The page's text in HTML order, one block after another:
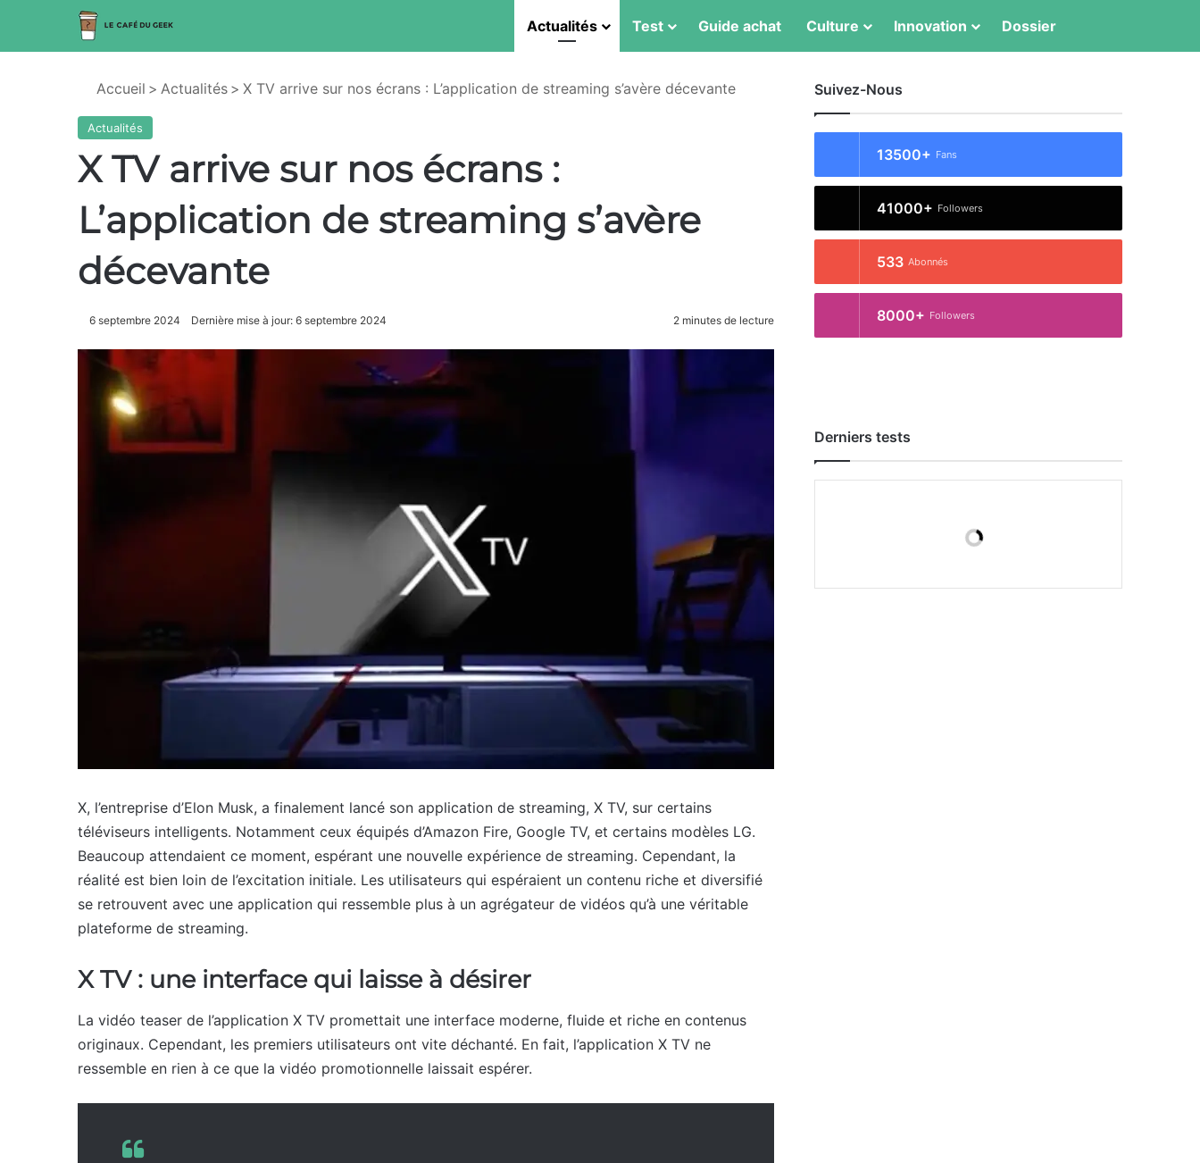
Actualités Test Guide achat Culture Innovation Dossier
Accueil > Actualités > X TV arrive sur nos écrans : L’application de streaming s’avère décevante
Actualités
X TV arrive sur nos écrans :
L’application de streaming s’avère
décevante
6 septembre 2024 Dernière mise à jour: 6 septembre 2024 2 minutes de lecture
X, l’entreprise d’Elon Musk, a finalement lancé son application de streaming, X TV, sur certains
téléviseurs intelligents. Notamment ceux équipés d’Amazon Fire, Google TV, et certains modèles LG.
Beaucoup attendaient ce moment, espérant une nouvelle expérience de streaming. Cependant, la
réalité est bien loin de l’excitation initiale. Les utilisateurs qui espéraient un contenu riche et diversifié
se retrouvent avec une application qui ressemble plus à un agrégateur de vidéos qu’à une véritable
plateforme de streaming.
X TV : une interface qui laisse à désirer
La vidéo teaser de l’application X TV promettait une interface moderne, fluide et riche en contenus
originaux. Cependant, les premiers utilisateurs ont vite déchanté. En fait, l’application X TV ne
ressemble en rien à ce que la vidéo promotionnelle laissait espérer.
Suivez-Nous
13500+ Fans
41000+ Followers
533 Abonnés
8000+ Followers
Derniers tests